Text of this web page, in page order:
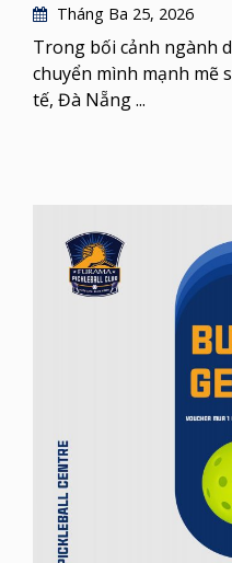
Tháng Ba 25, 2026
Trong bối cảnh ngành
chuyển mình mạnh mẽ
tế, Đà Nẵng ...